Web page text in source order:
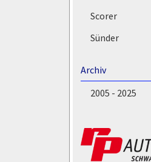
Scorer
Sünder
Archiv
2005 - 2025